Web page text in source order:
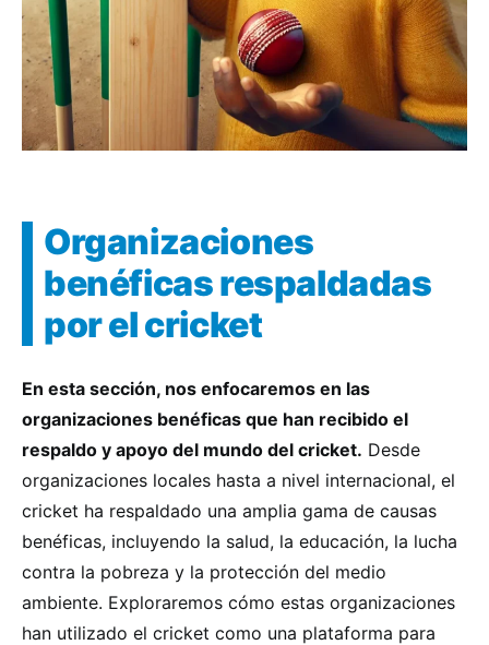
Organizaciones
benéficas respaldadas
por el cricket
En esta sección, nos enfocaremos en las
organizaciones benéficas que han recibido el
respaldo y apoyo del mundo del cricket. Desde
organizaciones locales hasta a nivel internacional, el
cricket ha respaldado una amplia gama de causas
benéficas, incluyendo la salud, la educación, la lucha
contra la pobreza y la protección del medio
ambiente. Exploraremos cómo estas organizaciones
han utilizado el cricket como una plataforma para